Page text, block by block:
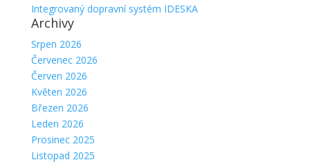
Integrovaný dopravní systém IDESKA
Archivy
Srpen 2026
Červenec 2026
Červen 2026
Květen 2026
Březen 2026
Leden 2026
Prosinec 2025
Listopad 2025